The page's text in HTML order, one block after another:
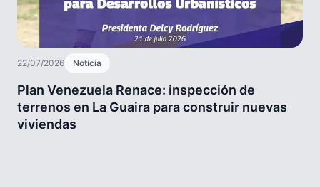
22/07/2026 Noticia
Plan Venezuela Renace: inspección de
terrenos en La Guaira para construir nuevas
viviendas